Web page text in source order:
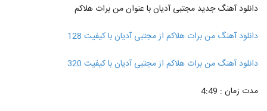
دانلود آهنگ بگو چی شد از حسین حاتمی نیا
5287
دانلود آهنگ جدید مجتبی آدیان با عنوان من برات هلاکم
دانلود آهنگ من برات هلاکم از مجتبی آدیان با کیفیت 128
دانلود آهنگ من برات هلاکم از مجتبی آدیان با کیفیت 320
مدت زمان : 4:49